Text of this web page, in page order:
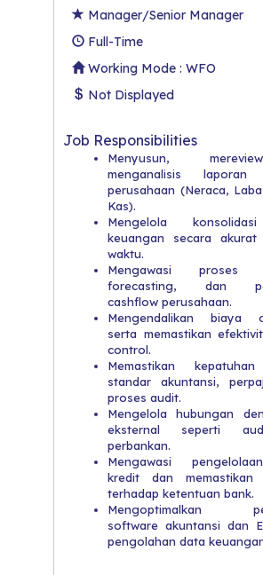
Manager/Senior Manager
Full-Time
Working Mode : WFO
Not Displayed
Job Responsibilities
Menyusun,
menganalisis laporan
perusahaan (Neraca,
Kas).
Mengelola
keuangan secara
waktu.
Mengawasi proses
forecasting, dan
cashflow perusahaan.
Mengendalikan biaya
serta memastikan
control.
Memastikan
standar akuntansi,
proses audit.
Mengelola hubungan
eksternal seperti
perbankan.
Mengawasi
kredit dan memastikan
terhadap ketentuan bank.
Mengoptimalkan
software akuntansi dan
pengolahan data